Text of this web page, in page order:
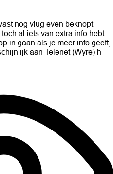
nog vlug even beknopt
al iets van extra info hebt.
in gaan als je meer info geeft,
aan Telenet (Wyre) h